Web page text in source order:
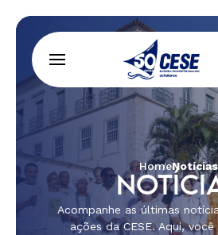
HomeNotícias
Acompanhe as últimas
ações da CESE. Aqui,